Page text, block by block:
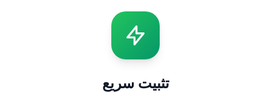
تثبيت سريع